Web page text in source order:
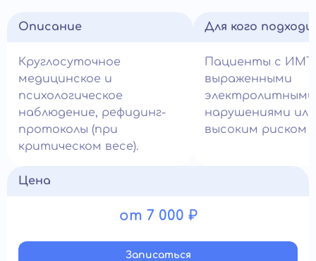
Описание
Круглосуточное
медицинское и
психологическое
наблюдение, рефидинг-
протоколы (при
критическом весе).
Для кого
Пациенты с ИМТ
выраженными
электролитными
нарушениями или
высоким риском
Цена
от 7 000 ₽
Записатьcя